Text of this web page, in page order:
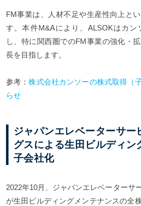
FM事業は、人材不足や生産性向上と
す。本件M&Aにより、ALSOKはカン
し、特に関西圏でのFM事業の強化・
長を目指します。
参考：株式会社カンソーの株式取得（
らせ
ジャパンエレベーターサー
グスによる生田ビルディン
子会社化
2022年10月、ジャパンエレベーターサ
が生田ビルディングメンテナンスの全